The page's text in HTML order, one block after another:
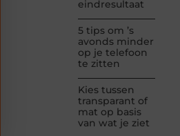
eindresultaat
5 tips om ’s
avonds minder
op je telefoon
te zitten
Kies tussen
transparant of
mat op basis
van wat je ziet